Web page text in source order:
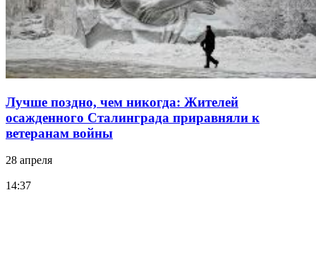
Лучше поздно, чем никогда: Жителей
осажденного Сталинграда приравняли к
ветеранам войны
28 апреля
14:37